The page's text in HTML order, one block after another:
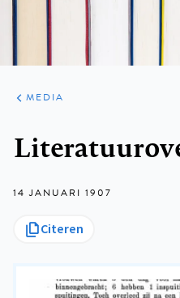
ARTIKELEN
VARIA
MEDIA
14 JANUARI 1907
Citeren